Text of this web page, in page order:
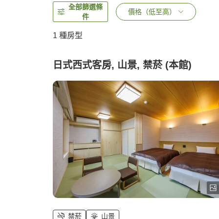
全部篩選條
件
價格（低至高）
1 種房型
日式西式客房, 山景, 禁菸 (本館)
禁菸 山景